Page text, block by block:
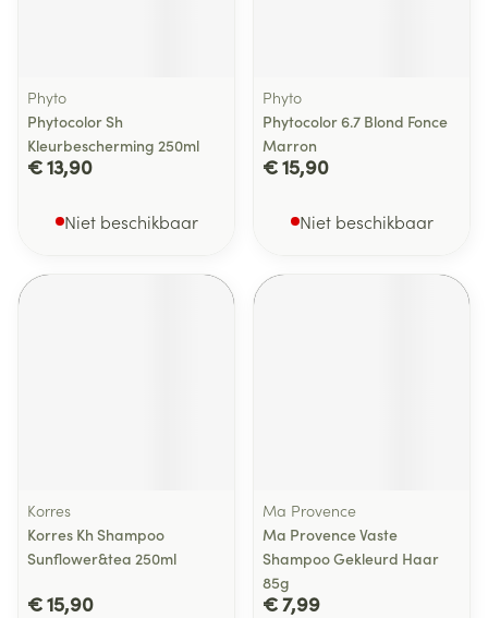
Phyto
Phytocolor Sh
Kleurbescherming 250ml
€ 13,90
Niet beschikbaar
Phyto
Phytocolor 6.7 Blond Fonce
Marron
€ 15,90
Niet beschikbaar
Korres
Korres Kh Shampoo
Sunflower&tea 250ml
€ 15,90
Ma Provence
Ma Provence Vaste
Shampoo Gekleurd Haar
85g
€ 7,99